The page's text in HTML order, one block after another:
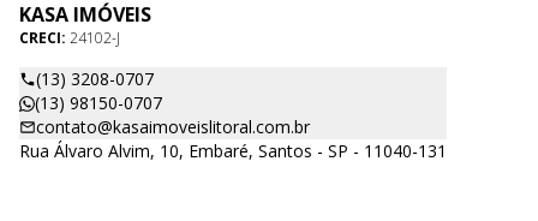
KASA IMÓVEIS
CRECI: 24102-J
(13) 3208-0707
(13) 98150-0707
contato@kasaimoveislitoral.com.br
Rua Álvaro Alvim, 10, Embaré, Santos - SP - 11040-131